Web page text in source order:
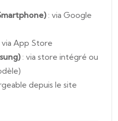
: via Google
via App Store
: via store intégré ou
depuis le site